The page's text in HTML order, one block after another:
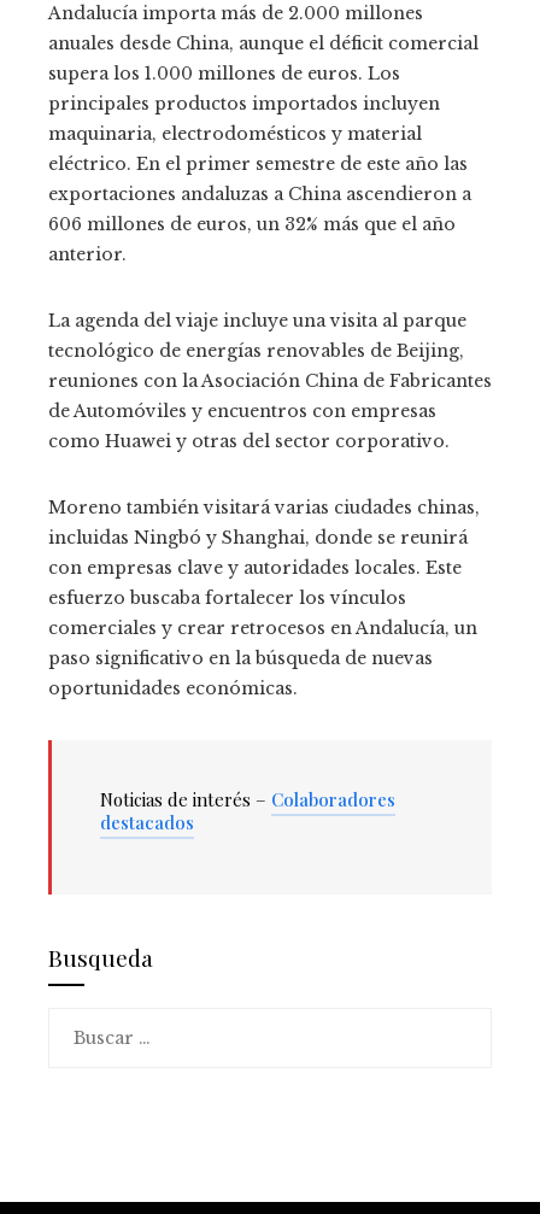
Andalucía importa más de 2.000 millones
anuales desde China, aunque el déficit comercial
supera los 1.000 millones de euros. Los
principales productos importados incluyen
maquinaria, electrodomésticos y material
eléctrico. En el primer semestre de este año las
exportaciones andaluzas a China ascendieron a
606 millones de euros, un 32% más que el año
anterior.
La agenda del viaje incluye una visita al parque
tecnológico de energías renovables de Beijing,
reuniones con la Asociación China de Fabricantes
de Automóviles y encuentros con empresas
como Huawei y otras del sector corporativo.
Moreno también visitará varias ciudades chinas,
incluidas Ningbó y Shanghai, donde se reunirá
con empresas clave y autoridades locales. Este
esfuerzo buscaba fortalecer los vínculos
comerciales y crear retrocesos en Andalucía, un
paso significativo en la búsqueda de nuevas
oportunidades económicas.
Noticias de interés – Colaboradores
destacados
Busqueda